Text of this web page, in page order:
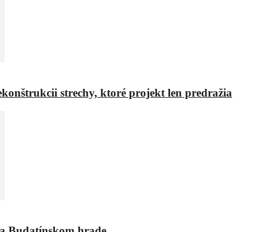
strechy, ktoré projekt len predražia